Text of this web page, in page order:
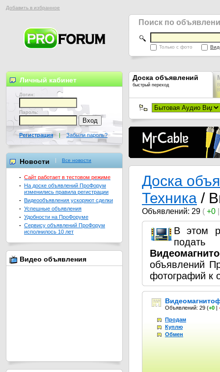
Добавить в избранное
Поиск по
Только с фото
Доска объявлений
быстрый переход
Доска
Техника /
Объявлений: 29 ( +0
В этом
объявлений
фотографий к
Объявлений: 29 (+0 |
Продам
Куплю
Обмен
Личный кабинет
Логин:
Пароль:
Регистрация | Забыли пароль?
Новости Все новости
- Сайт работает в тестовом режиме
- На доске объявлений ПроФорум
изменились правила регистрации
- Видеообъявления ускоряют сделки
- Успешные объявления
- Удобности на ПроФоруме
- Сервису объявлений ПроФорум
исполнилось 10 лет
Видео объявления